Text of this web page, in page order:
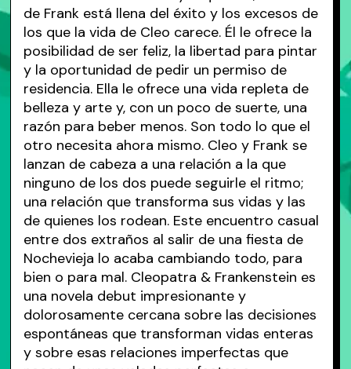
de Frank está llena del éxito y los excesos de
los que la vida de Cleo carece. Él le ofrece la
posibilidad de ser feliz, la libertad para pintar
y la oportunidad de pedir un permiso de
residencia. Ella le ofrece una vida repleta de
belleza y arte y, con un poco de suerte, una
razón para beber menos. Son todo lo que el
otro necesita ahora mismo. Cleo y Frank se
lanzan de cabeza a una relación a la que
ninguno de los dos puede seguirle el ritmo;
una relación que transforma sus vidas y las
de quienes los rodean. Este encuentro casual
entre dos extraños al salir de una fiesta de
Nochevieja lo acaba cambiando todo, para
bien o para mal. Cleopatra & Frankenstein es
una novela debut impresionante y
dolorosamente cercana sobre las decisiones
espontáneas que transforman vidas enteras
y sobre esas relaciones imperfectas que